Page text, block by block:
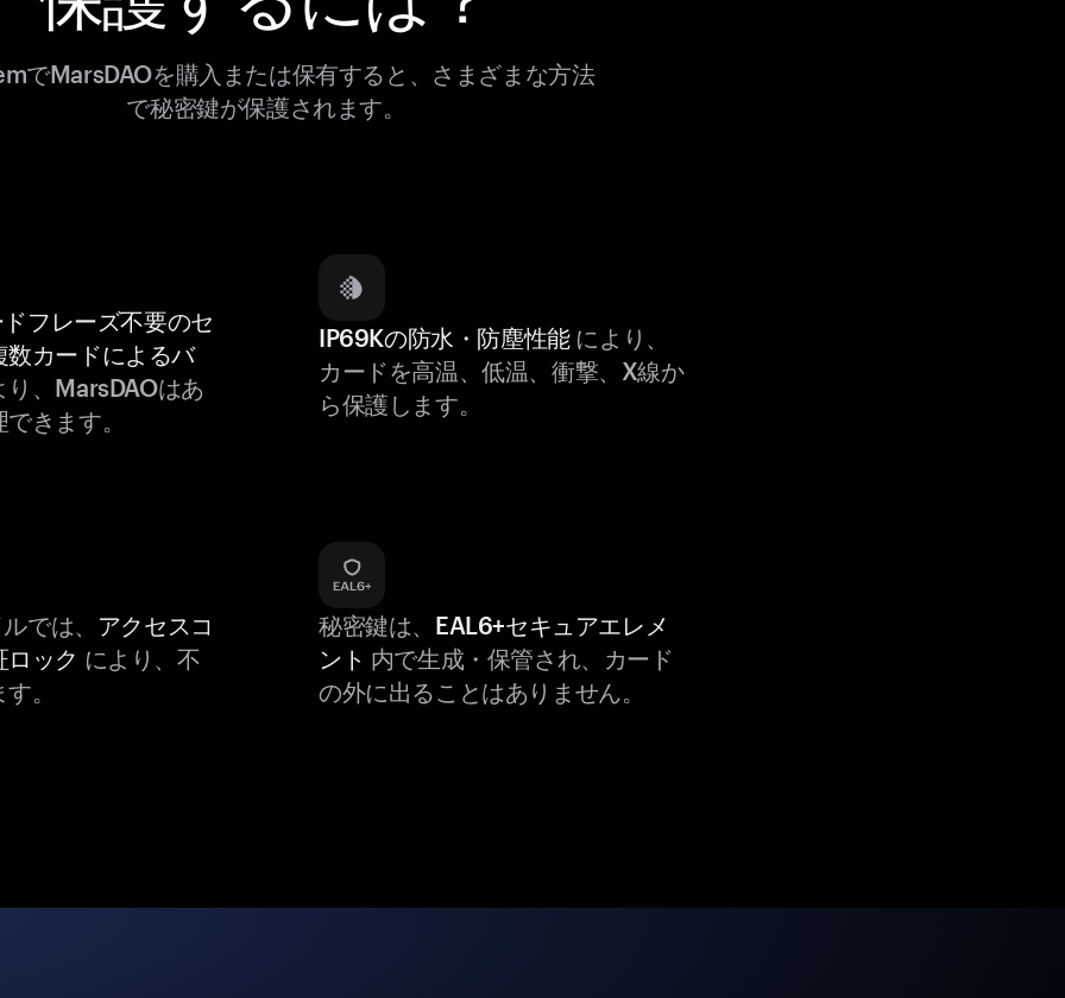
でMarsDAOを購入または保有すると、さまざまな方法
で秘密鍵が保護されます。
フレーズ不要のセ
数カードによるバ
り、MarsDAOはあ
きます。
IP69Kの防水・防塵性能により、
カードを高温、低温、衝撃、X線か
ら保護します。
では、 アクセスコ
ロック により、不
。
秘密鍵は、 EAL6+セキュアエレメ
ント 内で生成・保管され、カード
の外に出ることはありません。